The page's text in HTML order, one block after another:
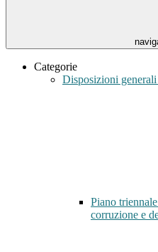
Categorie
Disposizioni generali
Piano
corruzione e